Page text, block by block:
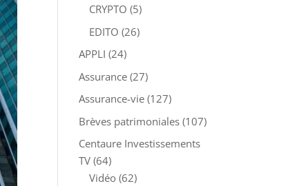
CRYPTO (5)
EDITO (26)
APPLI (24)
Assurance (27)
Assurance-vie (127)
Brèves patrimoniales (107)
Centaure Investissements
TV (64)
Vidéo (62)